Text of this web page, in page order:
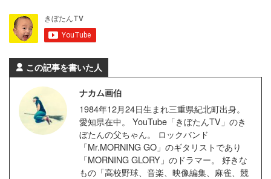
この記事を書いた人
ナカム画伯
1984年12月24日生まれ三重県紀北町出身。
愛知県在中。 YouTube「きぼたんTV」のき
ぼたんの父ちゃん。 ロックバンド
「Mr.MORNING GO」のギタリストであり
「MORNING GLORY」のドラマー。 好きな
もの「高校野球、音楽、映像編集、麻雀、競